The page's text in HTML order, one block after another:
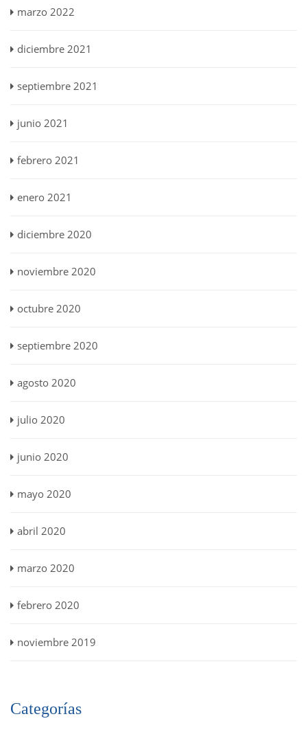
marzo 2022
diciembre 2021
septiembre 2021
junio 2021
febrero 2021
enero 2021
diciembre 2020
noviembre 2020
octubre 2020
septiembre 2020
agosto 2020
julio 2020
junio 2020
mayo 2020
abril 2020
marzo 2020
febrero 2020
noviembre 2019
Categorías